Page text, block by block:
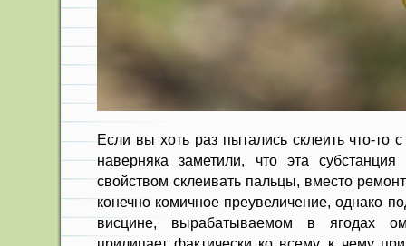
Если вы хоть раз пытались склеить что-то
наверняка заметили, что эта субстанция
свойством склеивать пальцы, вместо
конечно комичное преувеличение, однако
висцине, вырабатываемом в ягодах